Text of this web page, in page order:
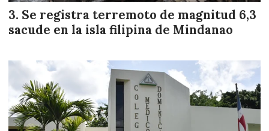
Se registra terremoto de magnitud 6,3
sacude en la isla filipina de Mindanao